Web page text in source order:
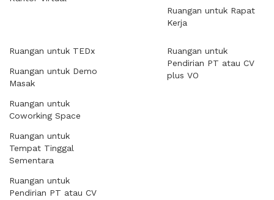
Ruangan untuk Rapat
Kerja
Ruangan untuk TEDx
Ruangan untuk Demo
Masak
Ruangan untuk
Coworking Space
Ruangan untuk
Tempat Tinggal
Sementara
Ruangan untuk
Pendirian PT atau CV
Ruangan untuk
Pendirian PT atau CV
plus VO